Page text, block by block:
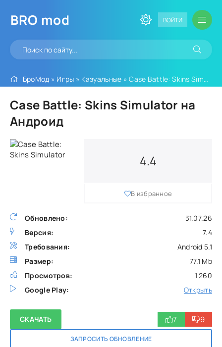
BRO mod ВОЙТИ
БроМод » Игры » Казуальные » Case Battle: Skins Simulator
Case Battle: Skins Simulator на
Андроид
Обновлено:
31.07.26
Версия:
7.4
Требования:
Android 5.1
Размер:
77.1 Mb
Просмотров:
1 260
Google Play:
Открыть
4.4
В избранное
СКАЧАТЬ
ЗАПРОСИТЬ ОБНОВЛЕНИЕ
7 9